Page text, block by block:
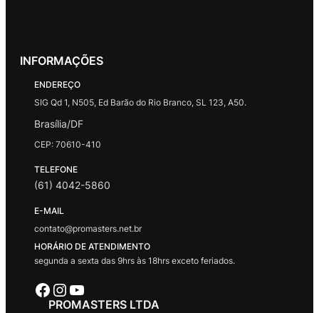
INFORMAÇÕES
ENDEREÇO
SIG Qd 1, N505, Ed Barão do Rio Branco, SL 123, A50.
Brasília/DF
CEP: 70610-410
TELEFONE
(61) 4042-5860
E-MAIL
contato@promasters.net.br
HORÁRIO DE ATENDIMENTO
segunda a sexta das 9hrs às 18hrs exceto feriados.
Facebook Instagram Youtube
PROMASTERS LTDA